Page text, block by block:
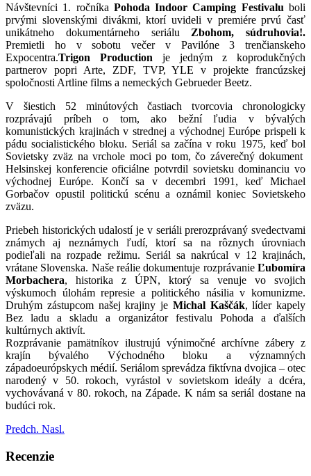
Návštevníci 1. ročníka Pohoda Indoor Camping Festivaluboli
prvými slovenskými divákmi, ktorí uvideli v premiére prvú časť
unikátneho dokumentárneho seriálu Zbohom, súdruhovia!.
Premietli ho v sobotu večer v Pavilóne 3 trenčianskeho
Expocentra.Trigon Production je jedným z koprodukčných
partnerov popri Arte, ZDF, TVP, YLE v projekte francúzskej
spoločnosti Artline films a nemeckých Gebrueder Beetz.
V šiestich 52 minútových častiach tvorcovia chronologicky
rozprávajú príbeh o tom, ako bežní ľudia v bývalých
komunistických krajinách v strednej a východnej Európe prispeli k
pádu socialistického bloku. Seriál sa začína v roku 1975, keď bol
Sovietsky zväz na vrchole moci po tom, čo záverečný dokument
Helsinskej konferencie oficiálne potvrdil sovietsku dominanciu vo
východnej Európe. Končí sa v decembri 1991, keď Michael
Gorbačov opustil politickú scénu a oznámil koniec Sovietskeho
zväzu.
Priebeh historických udalostí je v seriáli prerozprávaný svedectvami
známych aj neznámych ľudí, ktorí sa na rôznych úrovniach
podieľali na rozpade režimu. Seriál sa nakrúcal v 12 krajinách,
vrátane Slovenska. Naše reálie dokumentuje rozprávanie Ľubomíra
Morbachera, historika z ÚPN, ktorý sa venuje vo svojich
výskumoch úlohám represie a politického násilia v komunizme.
Druhým zástupcom našej krajiny je Michal Kaščák, líder kapely
Bez ladu a skladu a organizátor festivalu Pohoda a ďalších
kultúrnych aktivít.
Rozprávanie pamätníkov ilustrujú výnimočné archívne zábery z
krajín bývalého Východného bloku a významných
západoeurópskych médií. Seriálom sprevádza fiktívna dvojica – otec
narodený v 50. rokoch, vyrástol v sovietskom ideály a dcéra,
vychovávaná v 80. rokoch, na Západe. K nám sa seriál dostane na
budúci rok.
Predch. Nasl.
Recenzie